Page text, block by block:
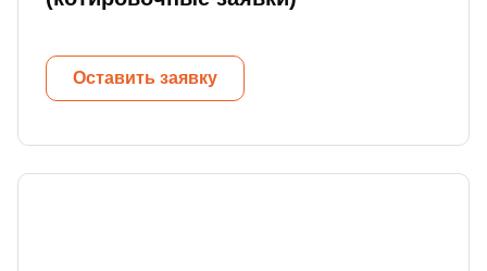
Оставить заявку